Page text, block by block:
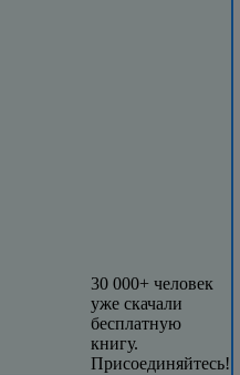
30 000+ человек
уже скачали
бесплатную
книгу.
Присоединяйтесь!